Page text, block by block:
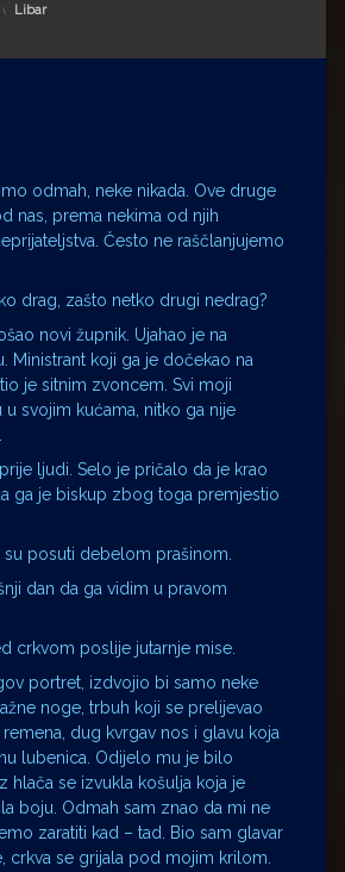
Kategorije:
Libar
odmah, neke nikada. Ove druge
nas, prema nekima od njih
Često ne raščlanjujemo
drag, zašto netko drugi nedrag?
novi župnik. Ujahao je na
Ministrant koji ga je dočekao na
je sitnim zvoncem. Svi moji
u svojim kućama, nitko ga nije
ljudi. Selo je pričalo da je krao
ga je biskup zbog toga premjestio
su posuti debelom prašinom.
dan da ga vidim u pravom
crkvom poslije jutarnje mise.
portret, izdvojio bi samo neke
noge, trbuh koji se prelijevao
dug kvrgav nos i glavu koja
lubenica. Odijelo mu je bilo
hlača se izvukla košulja koja je
boju. Odmah sam znao da mi ne
zaratiti kad – tad. Bio sam glavar
crkva se grijala pod mojim krilom.